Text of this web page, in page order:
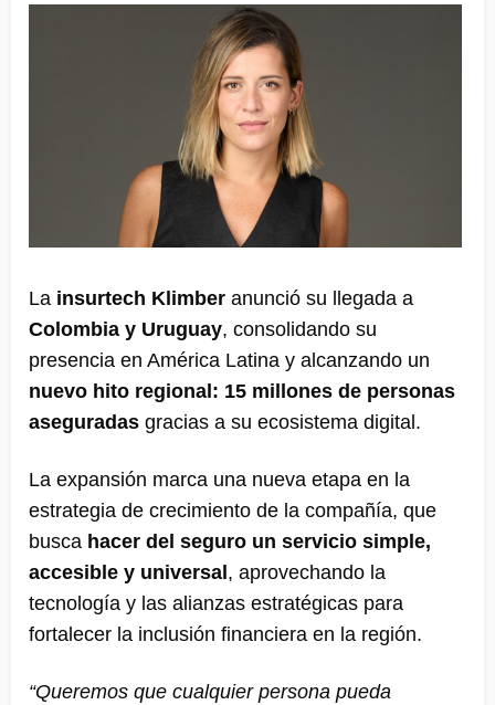
La insurtech Klimber anunció su llegada a
Colombia y Uruguay, consolidando su
presencia en América Latina y alcanzando un
nuevo hito regional: 15 millones de personas
aseguradas gracias a su ecosistema digital.
La expansión marca una nueva etapa en la
estrategia de crecimiento de la compañía, que
busca hacer del seguro un servicio simple,
accesible y universal , aprovechando la
tecnología y las alianzas estratégicas para
fortalecer la inclusión financiera en la región.
“Queremos que cualquier persona pueda